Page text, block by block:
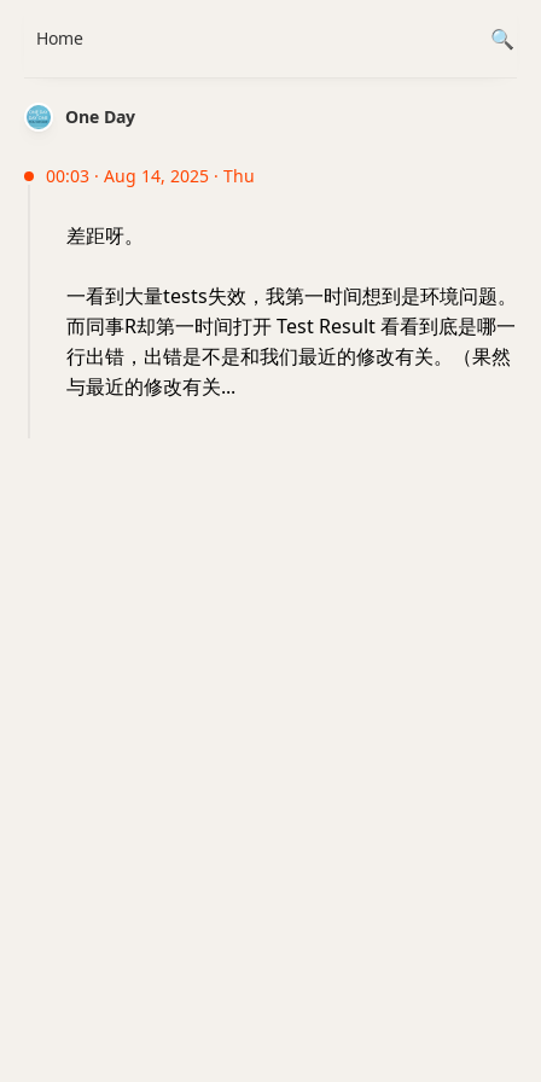
One Day
00:03 · Aug 14, 2025 · Thu
差距呀。
一看到大量tests失效，我第一时间想到是环境问题。
而同事R却第一时间打开 Test Result 看看到底是哪一
行出错，出错是不是和我们最近的修改有关。（果然
与最近的修改有关...
Home